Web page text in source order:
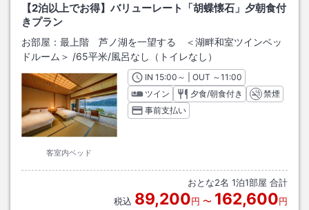
【2泊以上でお得】バリューレート「胡蝶懐石」夕朝食付
きプラン
お部屋： 最上階 芦ノ湖を一望する ＜湖畔和室ツインベッ
ドルーム＞ /65平米/風呂なし（トイレなし）
客室内ベッド
INチェックイン
15:00 ～ | OUT チェックアウト
～11:00
ツイン
夕食/朝食付き
禁煙
事前支払い
おとな2名 1泊1部屋 合計
税込 89,200円 〜 162,600円